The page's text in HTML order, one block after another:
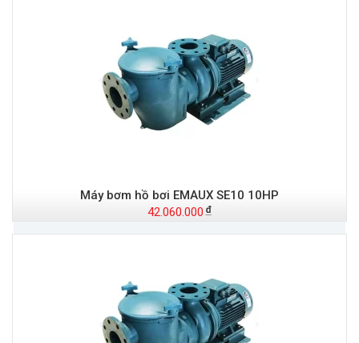
Máy bơm hồ bơi EMAUX SE10 10HP
42.060.000